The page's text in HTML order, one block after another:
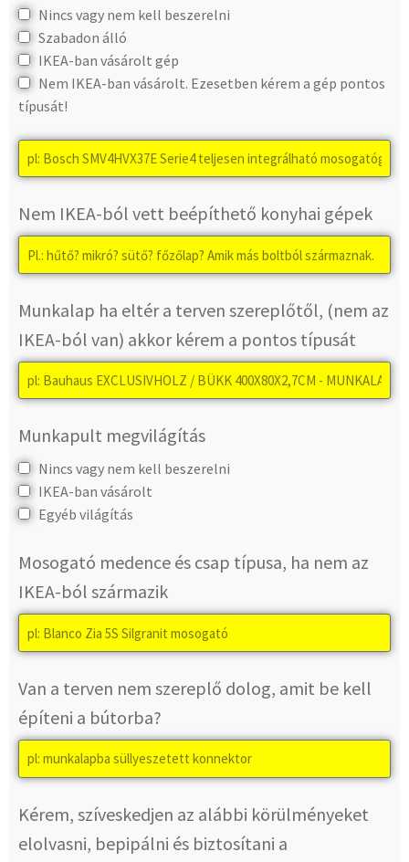
Nincs vagy nem kell beszerelni
Szabadon álló
IKEA-ban vásárolt gép
Nem IKEA-ban vásárolt. Ezesetben kérem a gép pontos
típusát!
Nem IKEA-ból vett beépíthető konyhai gépek
Munkalap ha eltér a terven szereplőtől, (nem az
IKEA-ból van) akkor kérem a pontos típusát
Munkapult megvilágítás
Nincs vagy nem kell beszerelni
IKEA-ban vásárolt
Egyéb világítás
Mosogató medence és csap típusa, ha nem az
IKEA-ból származik
Van a terven nem szereplő dolog, amit be kell
építeni a bútorba?
Kérem, szíveskedjen az alábbi körülményeket
elolvasni, bepipálni és biztosítani a